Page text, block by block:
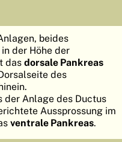
◀SEITE
HOME
beides
der Höhe der
das dorsale Pankreas
des
der Anlage des Ductus
Aussprossung im
ventrale Pankreas.